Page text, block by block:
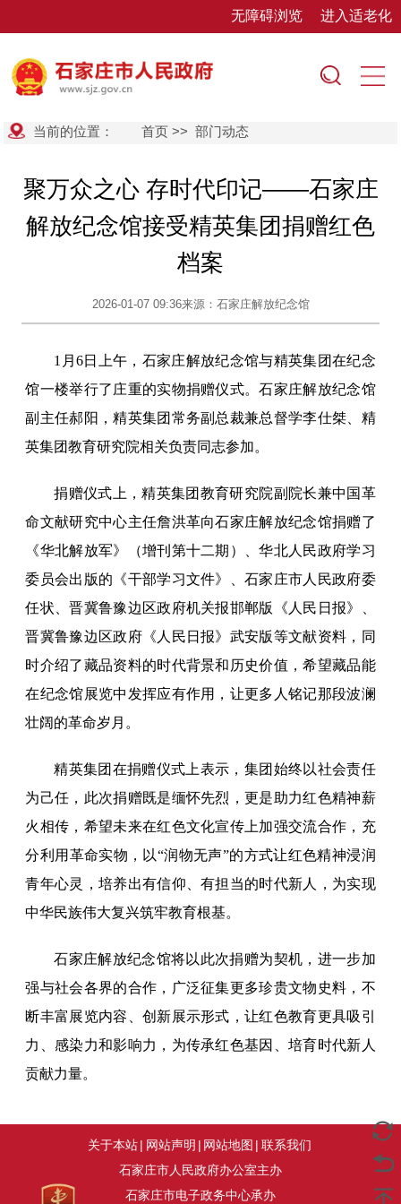
无障碍浏览 进入适老化
当前的位置： 首页 >>部门动态
聚万众之心 存时代印记——石家庄
解放纪念馆接受精英集团捐赠红色
档案
2026-01-07 09:36来源：石家庄解放纪念馆
1月6日上午，石家庄解放纪念馆与精英集团在纪念
馆一楼举行了庄重的实物捐赠仪式。石家庄解放纪念馆
副主任郝阳，精英集团常务副总裁兼总督学李仕桀、精
英集团教育研究院相关负责同志参加。
捐赠仪式上，精英集团教育研究院副院长兼中国革
命文献研究中心主任詹洪革向石家庄解放纪念馆捐赠了
《华北解放军》（增刊第十二期）、华北人民政府学习
委员会出版的《干部学习文件》、石家庄市人民政府委
任状、晋冀鲁豫边区政府机关报邯郸版《人民日报》、
晋冀鲁豫边区政府《人民日报》武安版等文献资料，同
时介绍了藏品资料的时代背景和历史价值，希望藏品能
在纪念馆展览中发挥应有作用，让更多人铭记那段波澜
壮阔的革命岁月。
精英集团在捐赠仪式上表示，集团始终以社会责任
为己任，此次捐赠既是缅怀先烈，更是助力红色精神薪
火相传，希望未来在红色文化宣传上加强交流合作，充
分利用革命实物，以“润物无声”的方式让红色精神浸润
青年心灵，培养出有信仰、有担当的时代新人，为实现
中华民族伟大复兴筑牢教育根基。
石家庄解放纪念馆将以此次捐赠为契机，进一步加
强与社会各界的合作，广泛征集更多珍贵文物史料，不
断丰富展览内容、创新展示形式，让红色教育更具吸引
力、感染力和影响力，为传承红色基因、培育时代新人
贡献力量。
关于本站| 网站声明 | 网站地图 | 联系我们
石家庄市人民政府办公室主办
石家庄市电子政务中心承办